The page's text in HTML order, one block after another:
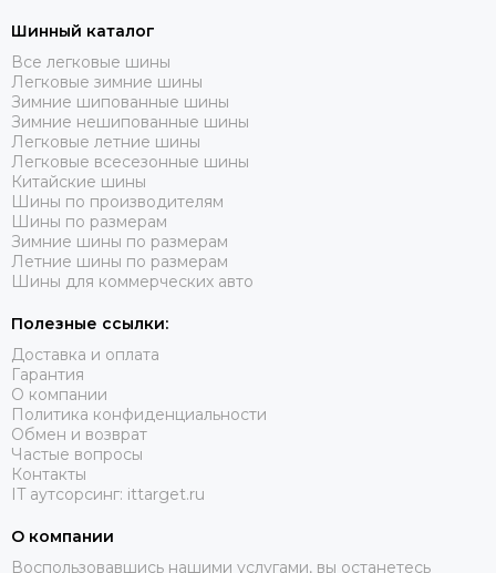
Шинный каталог
Все легковые шины
Легковые зимние шины
Зимние шипованные шины
Зимние нешипованные шины
Легковые летние шины
Легковые всесезонные шины
Китайские шины
Шины по производителям
Шины по размерам
Зимние шины по размерам
Летние шины по размерам
Шины для коммерческих авто
Полезные ссылки:
Доставка и оплата
Гарантия
О компании
Политика конфиденциальности
Обмен и возврат
Частые вопросы
Контакты
IT аутсорсинг: ittarget.ru
О компании
Воспользовавшись нашими услугами, вы останетесь